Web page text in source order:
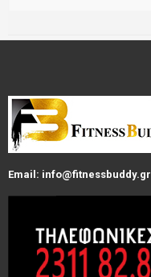
Email: info@fitnessbuddy.gr